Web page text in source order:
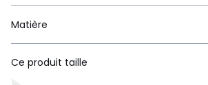
Matière
Ce produit taille